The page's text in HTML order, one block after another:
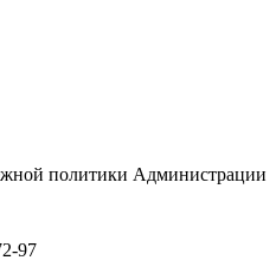
политики Администрации
97